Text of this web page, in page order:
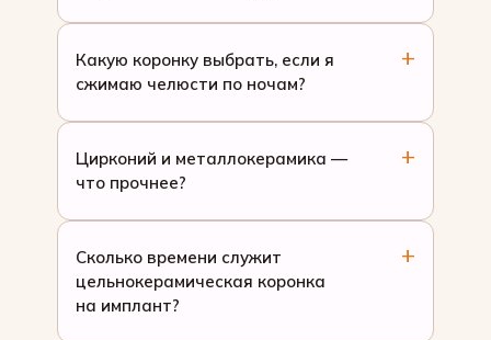
Какую коронку выбрать, если я
сжимаю челюсти по ночам?
Цирконий и металлокерамика —
что прочнее?
Сколько времени служит
цельнокерамическая коронка
на имплант?